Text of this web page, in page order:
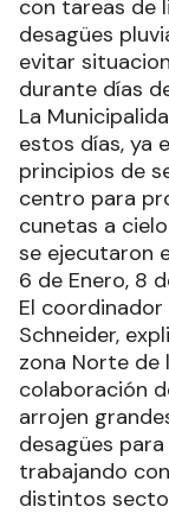
con tareas de
desagües
evitar
durante días
La
estos días, ya
principios de
centro para
cunetas a
se ejecutaron
6 de Enero, 8
El
Schneider,
zona Norte de
colaboración
arrojen
desagües
trabajando
distintos